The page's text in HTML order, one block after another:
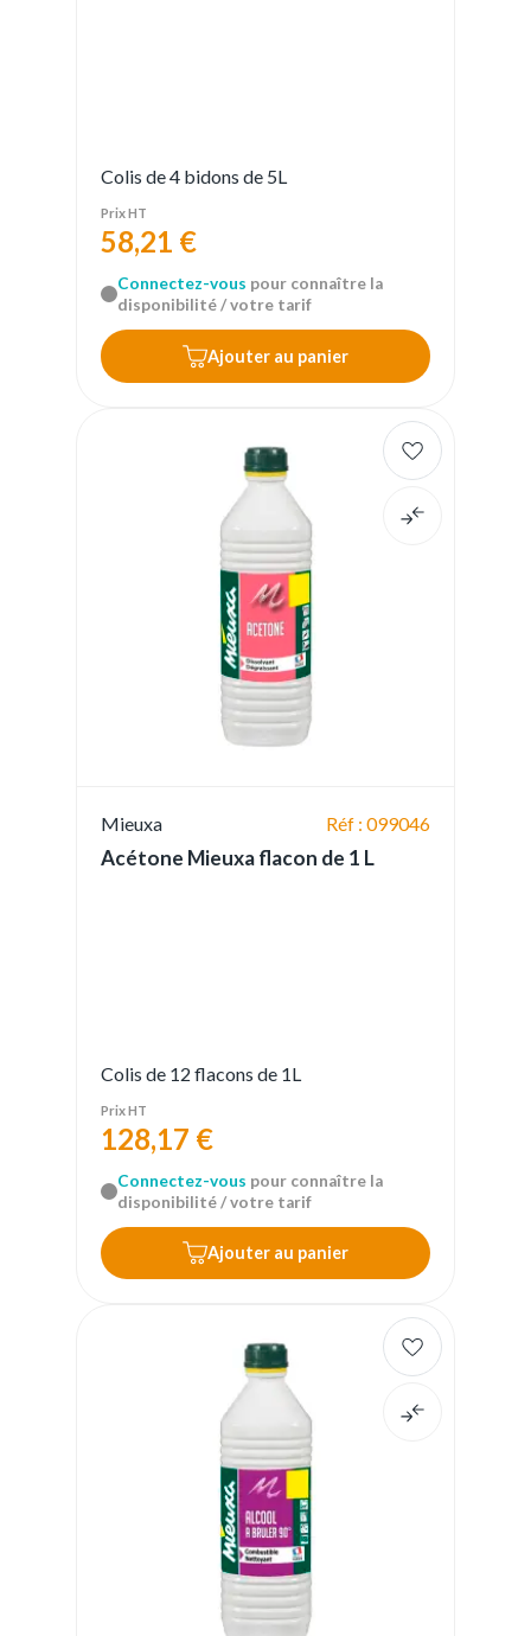
Colis de 4 bidons de 5L
Prix HT
58,21 €
Connectez-vous pour connaître la
disponibilité / votre tarif
Ajouter au panier
Mieuxa Réf : 099046
Acétone Mieuxa flacon de 1 L
Colis de 12 flacons de 1L
Prix HT
128,17 €
Connectez-vous pour connaître la
disponibilité / votre tarif
Ajouter au panier